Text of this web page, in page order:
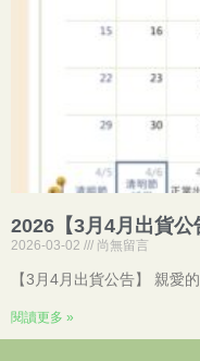
2026【3月4月出貨公
2026-03-02 尚無留言
【3月4月出貨公告】 親愛
閱讀更多 »